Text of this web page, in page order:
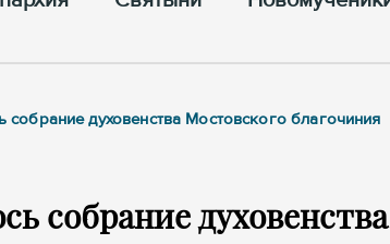
собрание духовенства Мостовского благочиния
собрание